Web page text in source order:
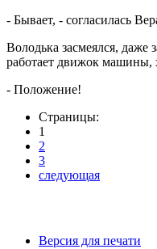
- Бывает, - согласилась
Володька засмеялся, даже
работает движок машины,
- Положение!
Страницы:
1
2
3
следующая
Версия для печати